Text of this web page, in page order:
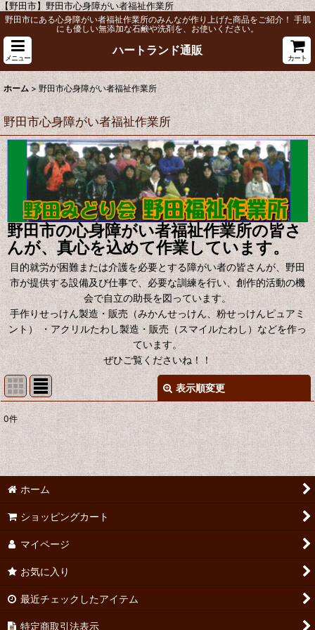
【野田市】野田市心身障がい者福祉作業所
野田市にある心身障がい者福祉作業所のみんなが作り上げた商品をご紹介！ 手肌
にも優しい無添加な石鹸や洗剤を、お使いください。
メニュー
ハートランド通販
カート
ホーム > 野田市心身障がい者福祉作業所
野田市心身障がい者福祉作業所
野田市の心身障がい者福祉作業所の皆さ
んが、真心を込めて作業しています。
目的就労が困難または介護を必要とする障がい者の皆さんが、野田
市が提供する設備及び仕事で、必要な訓練を行い、創作的活動の機
会で自立の助長を図っています。
手作りせっけん製造・販売（みかんせっけん、粉せっけんピュアミ
ント） ・アクリルたわし製造・販売（スマイルたわし）などを作っ
ています。
ぜひご覧くださいね！！
表示順変更
表示数 :
並び順 :
0件
ホーム
ショッピングカート
マイページ
お気に入り
最近チェックしたアイテム
特定商取引法表示